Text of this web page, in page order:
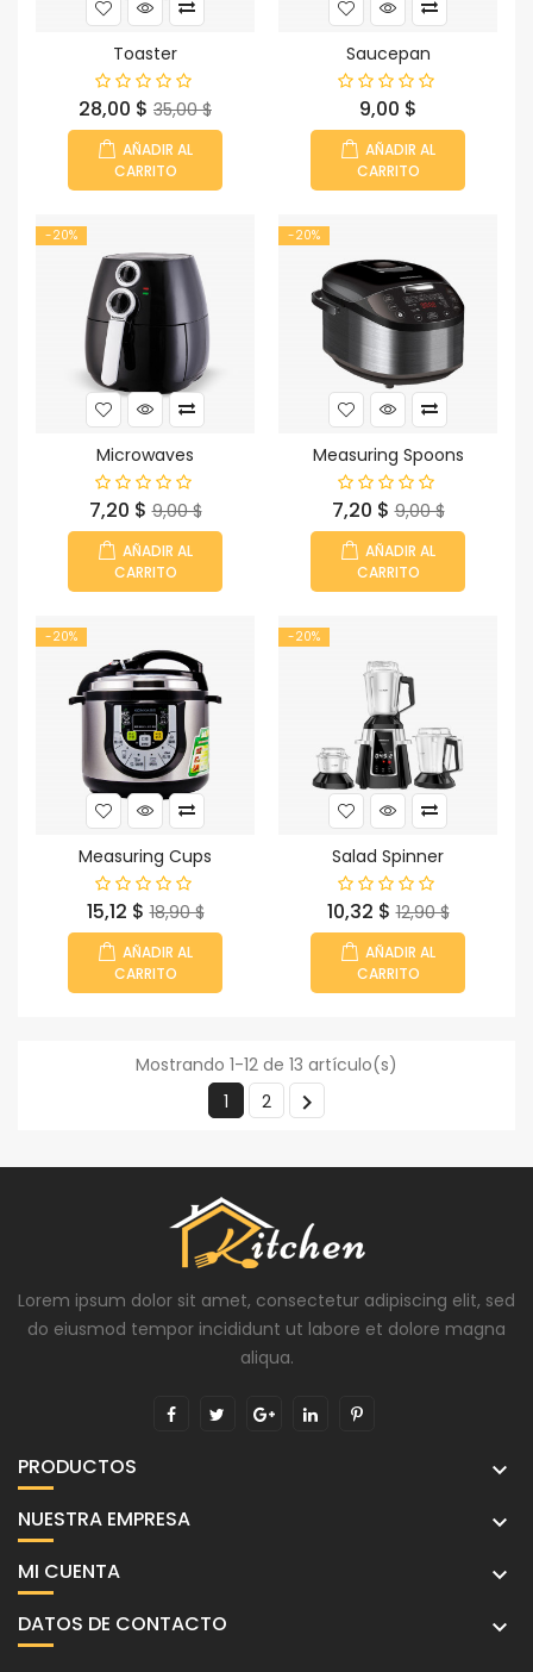
Toaster
Precio
28,00 $ Precio
base
35,00 $
AÑADIR AL
CARRITO
Saucepan
Precio
9,00 $
AÑADIR AL
CARRITO
-20%
Microwaves
Precio
7,20 $ Precio
base
9,00 $
AÑADIR AL
CARRITO
-20%
Measuring Spoons
Precio
7,20 $ Precio
base
9,00 $
AÑADIR AL
CARRITO
-20%
Measuring Cups
Precio
15,12 $ Precio
base
18,90 $
AÑADIR AL
CARRITO
-20%
Salad Spinner
Precio
10,32 $ Precio
base
12,90 $
AÑADIR AL
CARRITO
Mostrando 1-12 de 13 artículo(s)
1
2 
Lorem ipsum dolor sit amet, consectetur adipiscing elit, sed
do eiusmod tempor incididunt ut labore et dolore magna
aliqua.
PRODUCTOS 
NUESTRA EMPRESA 
MI CUENTA 
DATOS DE CONTACTO 